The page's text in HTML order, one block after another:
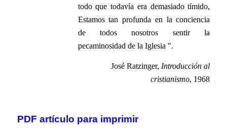
todo que todavía era demasiado tímido,
Estamos tan profunda en la conciencia
de todos nosotros sentir la
pecaminosidad de la Iglesia ".
José Ratzinger, Introducción al
cristianismo, 1968
PDF artículo para imprimir